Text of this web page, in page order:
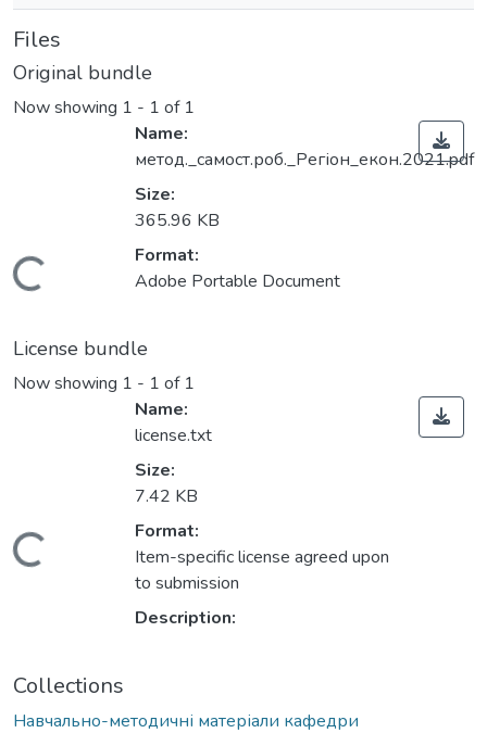
Files
Original bundle
Now showing 1 - 1 of 1
Loading...
Name:
метод._самост.роб._Регіон_екон.2021.pdf
Size:
365.96 KB
Format:
Adobe Portable Document
License bundle
Now showing 1 - 1 of 1
Loading...
Name:
license.txt
Size:
7.42 KB
Format:
Item-specific license agreed upon
to submission
Description:
Collections
Навчально-методичні матеріали кафедри